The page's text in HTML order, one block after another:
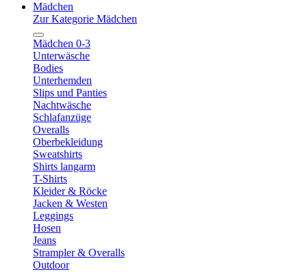
Mädchen
Zur Kategorie Mädchen
Mädchen 0-3
Unterwäsche
Bodies
Unterhemden
Slips und Panties
Nachtwäsche
Schlafanzüge
Overalls
Oberbekleidung
Sweatshirts
Shirts langarm
T-Shirts
Kleider & Röcke
Jacken & Westen
Leggings
Hosen
Jeans
Strampler & Overalls
Outdoor